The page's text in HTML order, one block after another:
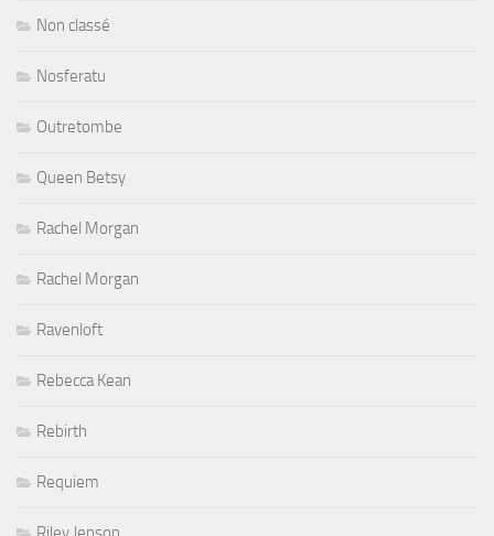
Non classé
Nosferatu
Outretombe
Queen Betsy
Rachel Morgan
Rachel Morgan
Ravenloft
Rebecca Kean
Rebirth
Requiem